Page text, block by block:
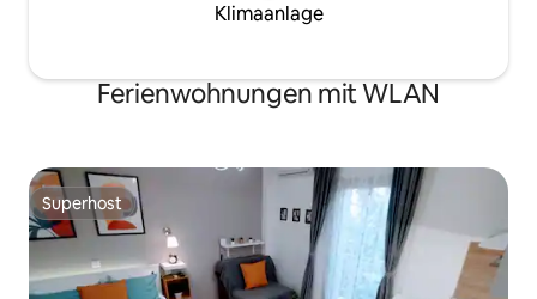
Klimaanlage
Ferienwohnungen mit WLAN
Superhost
Superhost